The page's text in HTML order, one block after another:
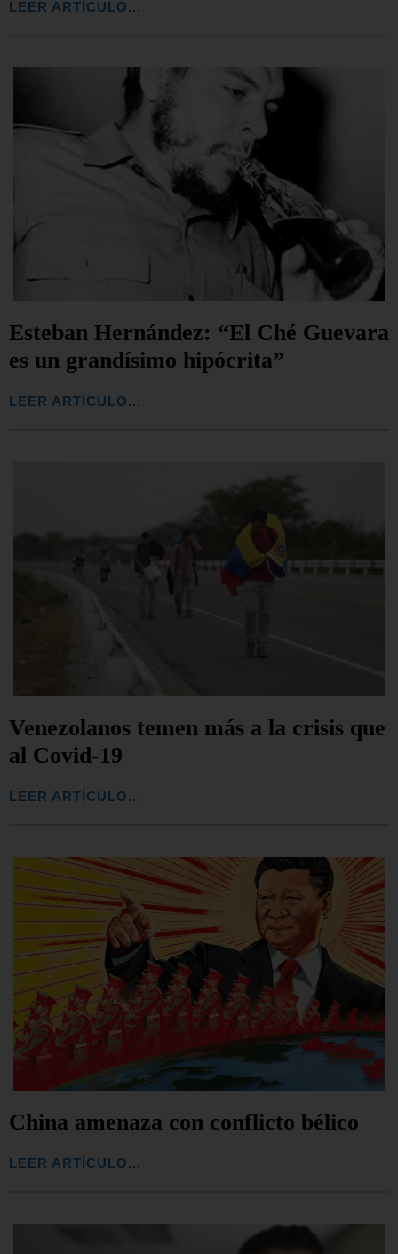
LEER ARTÍCULO...
Esteban Hernández: “El Ché Guevara
es un grandísimo hipócrita”
LEER ARTÍCULO...
Venezolanos temen más a la crisis que
al Covid-19
LEER ARTÍCULO...
China amenaza con conflicto bélico
LEER ARTÍCULO...